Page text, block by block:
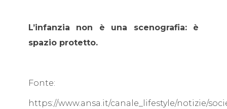
L’infanzia non è una scenografia: è
spazio protetto.
Fonte:
https://www.ansa.it/canale_lifestyle/notizie/